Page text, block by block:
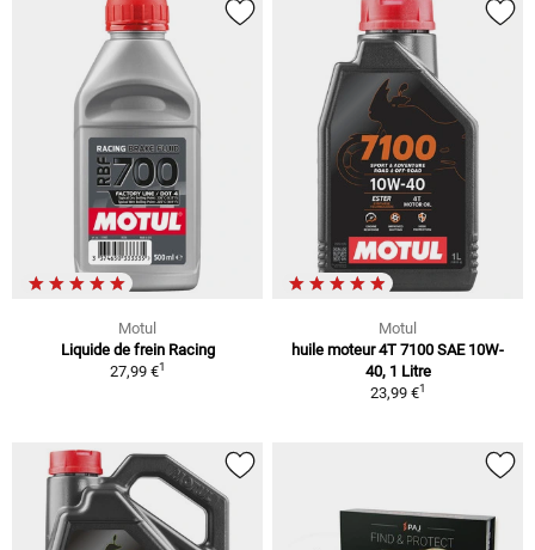
Motul
Liquide de frein Racing
27,99 €1
Motul
huile moteur 4T 7100 SAE 10W-
40, 1 Litre
23,99 €1